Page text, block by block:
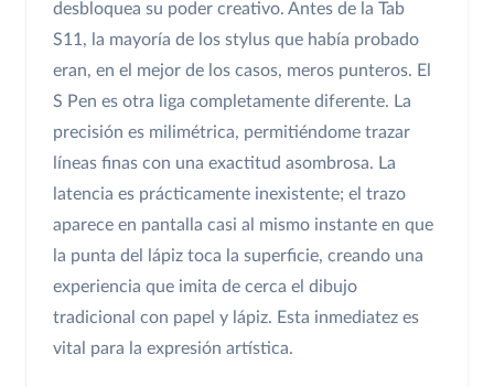
desbloquea su poder creativo. Antes de la Tab
S11, la mayoría de los stylus que había probado
eran, en el mejor de los casos, meros punteros. El
S Pen es otra liga completamente diferente. La
precisión es milimétrica, permitiéndome trazar
líneas finas con una exactitud asombrosa. La
latencia es prácticamente inexistente; el trazo
aparece en pantalla casi al mismo instante en que
la punta del lápiz toca la superficie, creando una
experiencia que imita de cerca el dibujo
tradicional con papel y lápiz. Esta inmediatez es
vital para la expresión artística.